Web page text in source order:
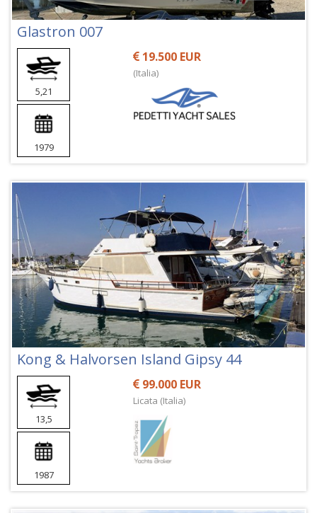
Glastron 007
5,21
1979
19.500 EUR
(Italia)
Kong & Halvorsen Island Gipsy 44
13,5
1987
99.000 EUR
Licata (Italia)